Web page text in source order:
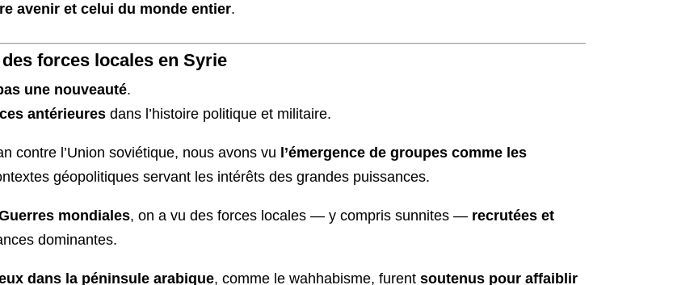
avenir et celui du monde entier.
forces locales en Syrie
une nouveauté.
antérieures dans l’histoire politique et militaire.
contre l’Union soviétique, nous avons vu l’émergence de groupes comme les
géopolitiques servant les intérêts des grandes puissances.
mondiales, on a vu des forces locales — y compris sunnites — recrutées et
dominantes.
dans la péninsule arabique, comme le wahhabisme, furentsoutenus pour affaiblir